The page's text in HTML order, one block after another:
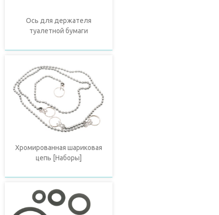
Ось для держателя
туалетной бумаги
Хромированная шариковая
цепь [Наборы]